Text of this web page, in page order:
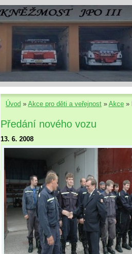
Úvod » Akce pro děti a veřejnost » Akce »
Předání nového vozu
13. 6. 2008